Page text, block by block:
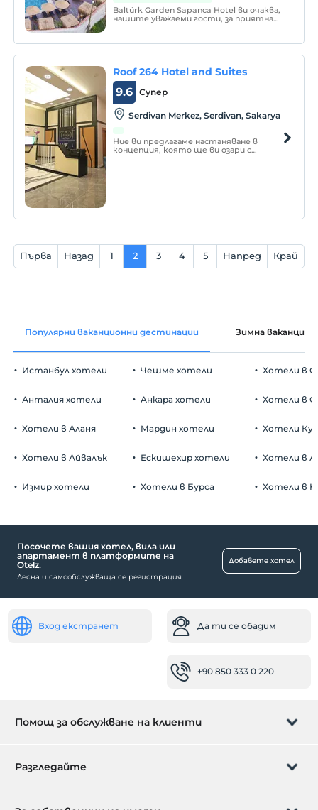
Baltürk Garden Sapanca Hotel ви очаква,
нашите уважаеми гости, за приятна
обслужване и изтънчени вкусове от
световната кухня на мястото,
синьото.
Roof 264 Hotel and Suites
Супер
9.6
Serdivan Merkez, Serdivan, Sakarya
Ние ви предлагаме настаняване в
концепция, която ще ви озари с
Първа Назад 1 2 3 4 5 Напред Край
Популярни ваканционни дестинации Зимна ваканция
Истанбул хотели
Анталия хотели
Хотели в Аланя
Хотели в Айвалък
Измир хотели
Чешме хотели
Анкара хотели
Мардин хотели
Ескишехир хотели
Хотели в Бурса
Хотели в
Хотели в
Хотели
Хотели в
Хотели в
Посочете вашия хотел, вила или
апартамент в платформите на
Otelz.
Лесна и самообслужваща се регистрация
Добавете хотел
Вход екстранет Да ти се обадим
+90 850 333 0 220
Помощ за обслужване на клиенти
Управление на резервацията
Разгледайте
Карта за подарък